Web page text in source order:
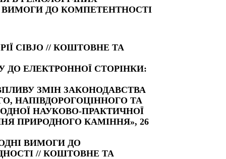
ВИМОГИ ДО КОМПЕТЕНТНОСТІ
CIBJO // КОШТОВНЕ ТА
ДО ЕЛЕКТРОННОЇ СТОРІНКИ:
ЗМІН ЗАКОНОДАВСТВА
НАПІВДОРОГОЦІННОГО ТА
НАУКОВО-ПРАКТИЧНОЇ
ПРИРОДНОГО КАМІННЯ», 26
ВИМОГИ ДО
// КОШТОВНЕ ТА